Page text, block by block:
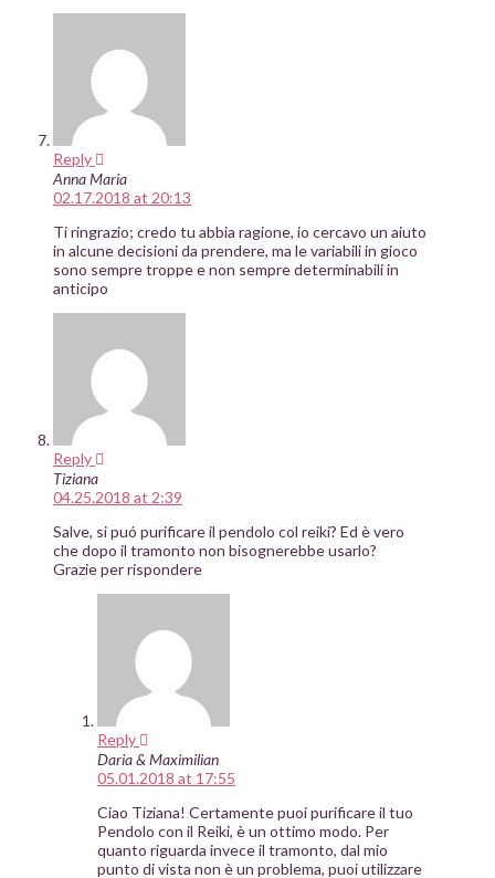
Reply
Anna Maria
02.17.2018 at 20:13
Ti ringrazio; credo tu abbia ragione, io cercavo un aiuto
in alcune decisioni da prendere, ma le variabili in gioco
sono sempre troppe e non sempre determinabili in
anticipo
Reply
Tiziana
04.25.2018 at 2:39
Salve, si puó purificare il pendolo col reiki? Ed è vero
che dopo il tramonto non bisognerebbe usarlo?
Grazie per rispondere
Reply
Daria & Maximilian
05.01.2018 at 17:55
Ciao Tiziana! Certamente puoi purificare il tuo
Pendolo con il Reiki, è un ottimo modo. Per
quanto riguarda invece il tramonto, dal mio
punto di vista non è un problema, puoi utilizzare